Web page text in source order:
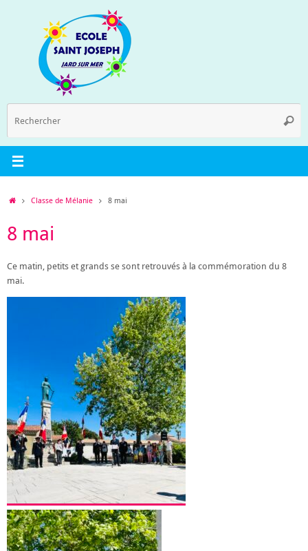
AccueilClasse de Mélanie 8 mai
8 mai
Ce matin, petits et grands se sont retrouvés à la commémoration du 8
mai.